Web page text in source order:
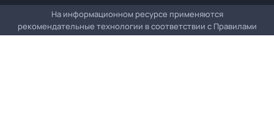
На информационном ресурсе применяются
рекомендательные технологии в соответствии с Правилами